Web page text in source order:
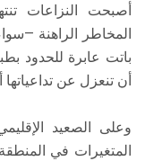
أصبحت النزاعات
المخاطر الراهنة
باتت عابرة للحدود
أن تنعزل عن
وعلى الصعيد
المتغيرات في